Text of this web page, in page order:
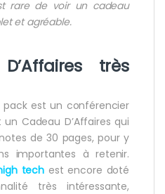
rare de voir un cadeau
et agréable.
très
est un conférencier
Cadeau D’Affaires qui
de 30 pages, pour y
importantes à retenir.
tech est encore doté
très intéressante,